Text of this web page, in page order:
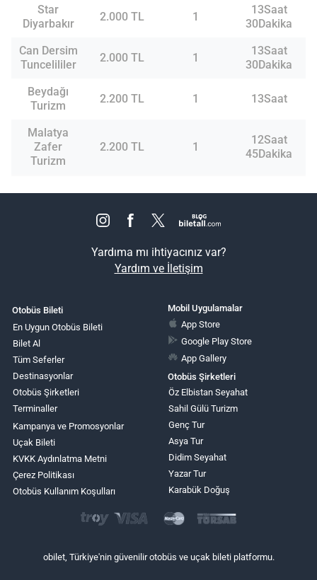
Star
Diyarbakır
2.000 TL 1
13Saat
30Dakika
Can Dersim
Tuncelililer
2.000 TL 1
13Saat
30Dakika
Beydağı
Turizm
2.200 TL 1 13Saat
Malatya
Zafer
Turizm
2.200 TL 1
12Saat
45Dakika
Yardıma mı ihtiyacınız var?
Yardım ve İletişim
Otobüs Bileti
En Uygun Otobüs Bileti
Bilet Al
Tüm Seferler
Destinasyonlar
Otobüs Şirketleri
Terminaller
Kampanya ve Promosyonlar
Uçak Bileti
KVKK Aydınlatma Metni
Çerez Politikası
Otobüs Kullanım Koşulları
Mobil Uygulamalar
App Store
Google Play Store
App Gallery
Otobüs Şirketleri
Öz Elbistan Seyahat
Sahil Gülü Turizm
Genç Tur
Asya Tur
Didim Seyahat
Yazar Tur
Karabük Doğuş
obilet, Türkiye'nin güvenilir otobüs ve uçak bileti platformu.